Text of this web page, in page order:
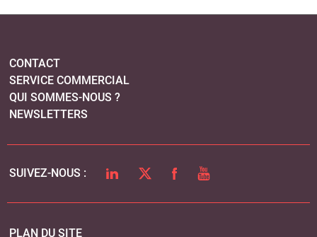
MENTIONS LÉGALES
POLITIQUE DE CONFIDENTIALITÉ
COOKIES